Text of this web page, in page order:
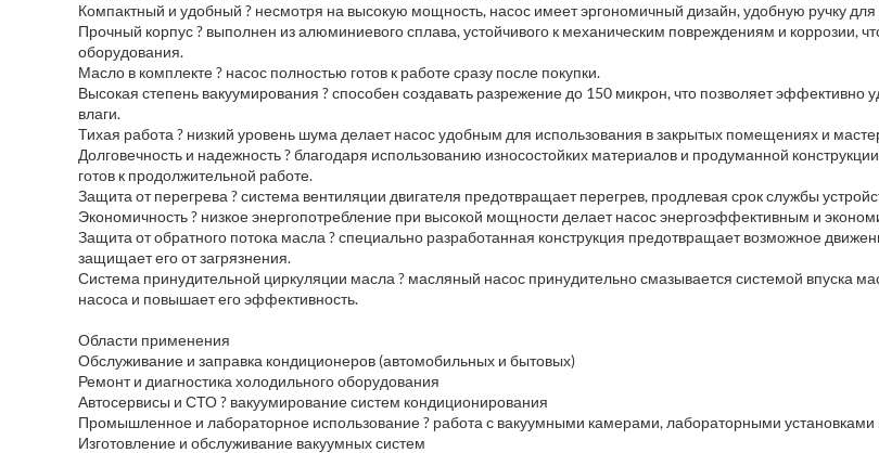
Компактный и удобный ? несмотря на высокую мощность, насос имеет эргономичный дизайн, удобную ручку
Прочный корпус ? выполнен из алюминиевого сплава, устойчивого к механическим повреждениям и коррозии,
оборудования.
Масло в комплекте ? насос полностью готов к работе сразу после покупки.
Высокая степень вакуумирования ? способен создавать разрежение до 150 микрон, что позволяет эффективно
влаги.
Тихая работа ? низкий уровень шума делает насос удобным для использования в закрытых помещениях и
Долговечность и надежность ? благодаря использованию износостойких материалов и продуманной
готов к продолжительной работе.
Защита от перегрева ? система вентиляции двигателя предотвращает перегрев, продлевая срок службы
Экономичность ? низкое энергопотребление при высокой мощности делает насос энергоэффективным и
Защита от обратного потока масла ? специально разработанная конструкция предотвращает возможное
защищает его от загрязнения.
Система принудительной циркуляции масла ? масляный насос принудительно смазывается системой впуска
насоса и повышает его эффективность.
Области применения
Обслуживание и заправка кондиционеров (автомобильных и бытовых)
Ремонт и диагностика холодильного оборудования
Автосервисы и СТО ? вакуумирование систем кондиционирования
Промышленное и лабораторное использование ? работа с вакуумными камерами, лабораторными
Изготовление и обслуживание вакуумных систем